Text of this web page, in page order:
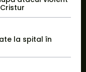
la spital în